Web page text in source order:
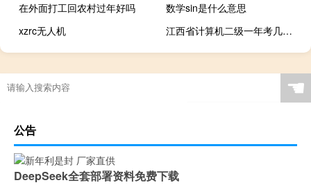
在外面打工回农村过年好吗
数学sin是什么意思
xzrc无人机
江西省计算机二级一年考几次（计算机二级一年考几次）
☚
公告
DeepSeek全套部署资料免费下载